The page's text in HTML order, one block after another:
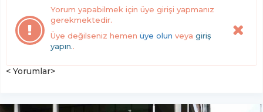
Yorum yapabilmek için üye girişi yapmanız
gerekmektedir.
Üye değilseniz hemen üye olun veya giriş
yapın..
< Yorumlar>